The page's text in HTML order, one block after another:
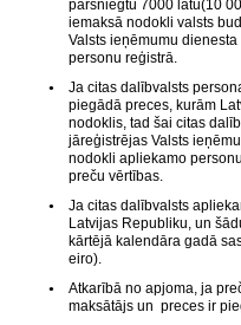
pārsniegtu 7000 latu(10
iemaksā nodokli valsts
Valsts ieņēmumu
personu reģistrā.
Ja citas dalībvalsts
piegādā preces, kurām
nodoklis, tad šai citas
jāreģistrējas Valsts
nodokli apliekamo
preču vērtības.
Ja citas dalībvalsts
Latvijas Republiku, un
kārtējā kalendāra gadā
eiro).
Atkarībā no apjoma, ja
maksātājs un preces ir